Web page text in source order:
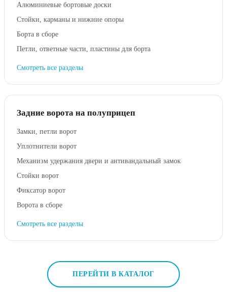
Алюминиевые бортовые доски
Стойки, карманы и нижние опоры
Борта в сборе
Петли, ответные части, пластины для борта
Смотреть все разделы
Задние ворота на полуприцеп
Замки, петли ворот
Уплотнители ворот
Механизм удержания двери и антивандальный замок
Стойки ворот
Фиксатор ворот
Ворота в сборе
Смотреть все разделы
ПЕРЕЙТИ В КАТАЛОГ